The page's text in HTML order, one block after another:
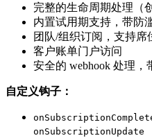
完整的生命周期处理（
内置试用期支持，带防
团队/组织订阅，支持席
客户账单门户访问
安全的 webhook 处理，
自定义钩子：
onSubscriptionUpdate